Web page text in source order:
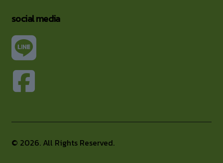
social media
© 2026. All Rights Reserved.